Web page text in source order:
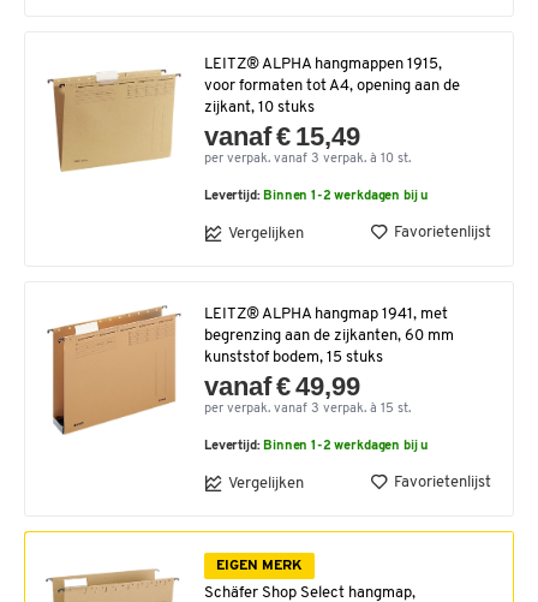
LEITZ® ALPHA hangmappen 1915,
voor formaten tot A4, opening aan de
zijkant, 10 stuks
vanaf € 15,49
per verpak. vanaf 3 verpak. à 10 st.
Levertijd:Binnen 1-2 werkdagen bij u
Vergelijken Favorietenlijst
LEITZ® ALPHA hangmap 1941, met
begrenzing aan de zijkanten, 60 mm
kunststof bodem, 15 stuks
vanaf € 49,99
per verpak. vanaf 3 verpak. à 15 st.
Levertijd:Binnen 1-2 werkdagen bij u
Vergelijken Favorietenlijst
EIGEN MERK
Schäfer Shop Select hangmap,